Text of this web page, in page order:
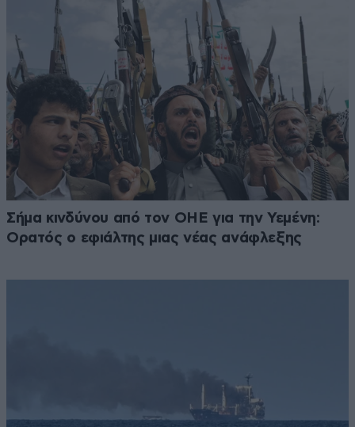
Σήμα κινδύνου από τον ΟΗΕ για την Υεμένη:
Ορατός ο εφιάλτης μιας νέας ανάφλεξης